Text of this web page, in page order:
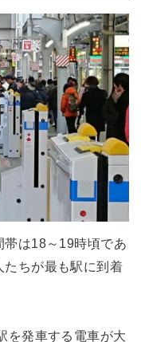
帯は18～19時頃であ
たちが最も駅に到着
を発車する電車が大